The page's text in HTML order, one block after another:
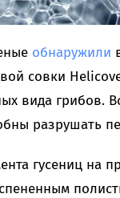
обнаружили
совки
вида грибов.
разрушать
гусениц на